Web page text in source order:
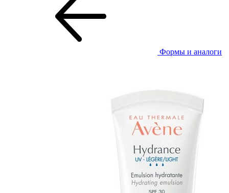
Формы и аналоги